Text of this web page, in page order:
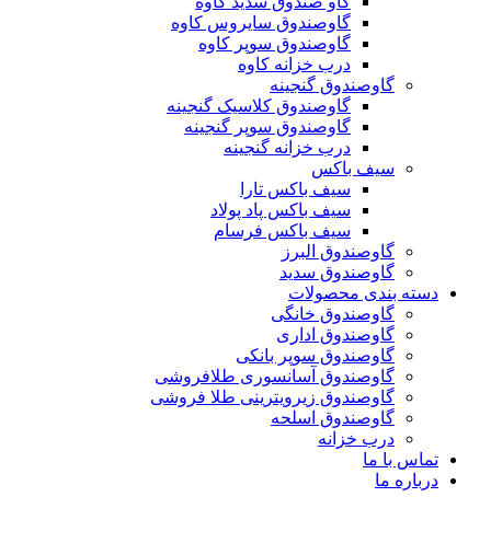
گاوصندوق سایروس کاوه
گاوصندوق سوپر کاوه
درب خزانه کاوه
گاوصندوق گنجینه
گاوصندوق کلاسیک گنجینه
گاوصندوق سوپر گنجینه
درب خزانه گنجینه
سیف باکس
سیف باکس تارا
سیف باکس پاد پولاد
سیف باکس فرسام
گاوصندوق البرز
گاوصندوق سدید
دسته بندی محصولات
گاوصندوق خانگی
گاوصندوق اداری
گاوصندوق سوپر بانکی
گاوصندوق آسانسوری طلافروشی
گاوصندوق زیرویترینی طلا فروشی
گاوصندوق اسلحه
درب خزانه
تماس با ما
درباره ما